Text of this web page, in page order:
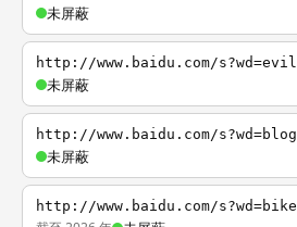
未屏蔽
http://www.baidu.com/s?wd=evil
未屏蔽
http://www.baidu.com/s?wd=blog
未屏蔽
http://www.baidu.com/s?wd=bike